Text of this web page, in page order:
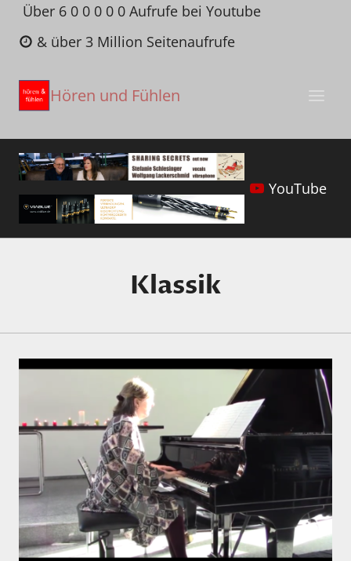
Zum
Inhalt
springen
Über 6 0 0 0 0 0 Aufrufe bei Youtube
& über 3 Million Seitenaufrufe
Hören und Fühlen
YouTube
Klassik